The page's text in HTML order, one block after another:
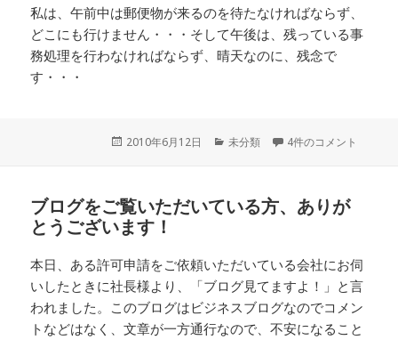
私は、午前中は郵便物が来るのを待たなければならず、
どこにも行けません・・・そして午後は、残っている事
務処理を行わなければならず、晴天なのに、残念で
す・・・
投
2010年6月12日
カ
ー
未分類 4件のコメント
ブログをご覧いただいている方、ありが
とうございます！
本日、ある許可申請をご依頼いただいている会社にお伺
いしたときに社長様より、「ブログ見てますよ！」と言
われました。このブログはビジネスブログなのでコメン
トなどはなく、文章が一方通行なので、不安になること